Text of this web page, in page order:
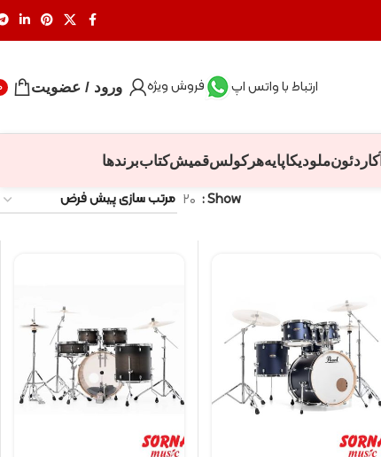
ارتباط با واتس اپ فروش ویژه ورود / عضویت
آکاردئونملودیکاپایههرکولسقمیشکتاببرندها
Show ۲۰